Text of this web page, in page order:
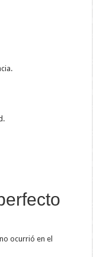
ocurrió en el